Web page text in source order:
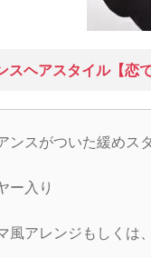
スヘアスタイル【恋
ンスがついた緩めス
ー入り
風アレンジもしくは